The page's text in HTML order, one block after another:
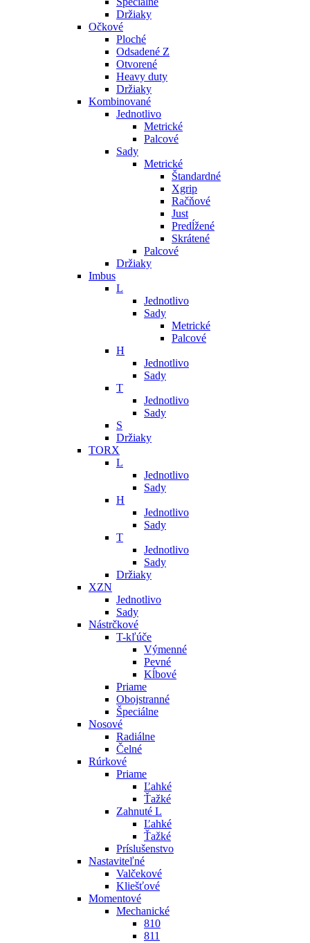
Držiaky
Očkové
Ploché
Odsadené Z
Otvorené
Heavy duty
Držiaky
Kombinované
Jednotlivo
Metrické
Palcové
Sady
Metrické
Štandardné
Xgrip
Račňové
Just
Predĺžené
Skrátené
Palcové
Držiaky
Imbus
L
Jednotlivo
Sady
Metrické
Palcové
H
Jednotlivo
Sady
T
Jednotlivo
Sady
S
Držiaky
TORX
L
Jednotlivo
Sady
H
Jednotlivo
Sady
T
Jednotlivo
Sady
Držiaky
XZN
Jednotlivo
Sady
Nástrčkové
T-kľúče
Výmenné
Pevné
Kĺbové
Priame
Obojstranné
Špeciálne
Nosové
Radiálne
Čelné
Rúrkové
Priame
Ľahké
Ťažké
Zahnuté L
Ľahké
Ťažké
Príslušenstvo
Nastaviteľné
Valčekové
Kliešťové
Momentové
Mechanické
810
811